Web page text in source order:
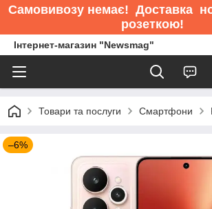
Самовивозу немає! Доставка
розеткою!
Інтернет-магазин "Newsmag"
Товари та послуги Смартфони
–6%